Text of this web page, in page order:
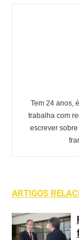
Tem 24 anos,
trabalha com
escrever
ARTIGOS